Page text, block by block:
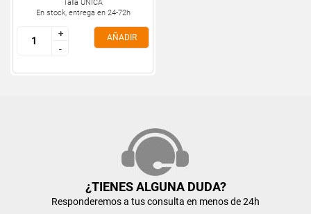
Talla ÚNICA
En stock, entrega en 24-72h
+
-
+
-
AÑADIR
¿TIENES ALGUNA DUDA?
Responderemos a tus consulta en menos de 24h